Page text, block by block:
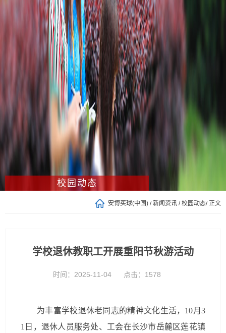
校园动态
安博买球(中国) /新闻资讯 /校园动态/ 正文
学校退休教职工开展重阳节秋游活动
时间：2025-11-04 点击： 1578
为丰富学校退休老同志的精神文化生活， 10月3
1日 ， 退休人员服务处、工会在长沙市岳麓区莲花镇